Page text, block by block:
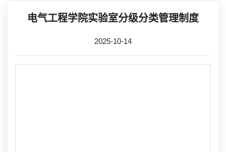
电气工程学院实验室分级分类管理制度
2025-10-14